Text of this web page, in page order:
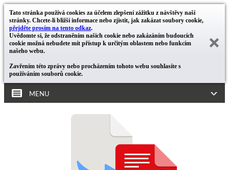
Tato stránka používá cookies za účelem zlepšení zážitku z návštěvy naší
stránky. Chcete-li bližší informace nebo zjistit, jak zakázat soubory cookie,
přejděte prosím na tento odkaz.
Uvědomte si, že odstraněním našich cookie nebo zakázáním budoucích
cookie možná nebudete mít přístup k určitým oblastem nebo funkcím
našeho webu.
Zavřením této zprávy nebo procházením tohoto webu souhlasíte s
používáním souborů cookie.
MENU